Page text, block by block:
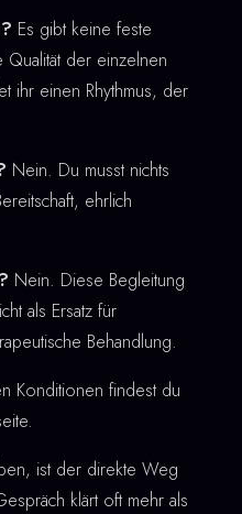
Es gibt keine feste
der einzelnen
ihr einen Rhythmus, der
Nein. Du musst nichts
ehrlich
Nein. Diese Begleitung
als Ersatz für
Behandlung.
Konditionen findest du
ist der direkte Weg
klärt oft mehr als